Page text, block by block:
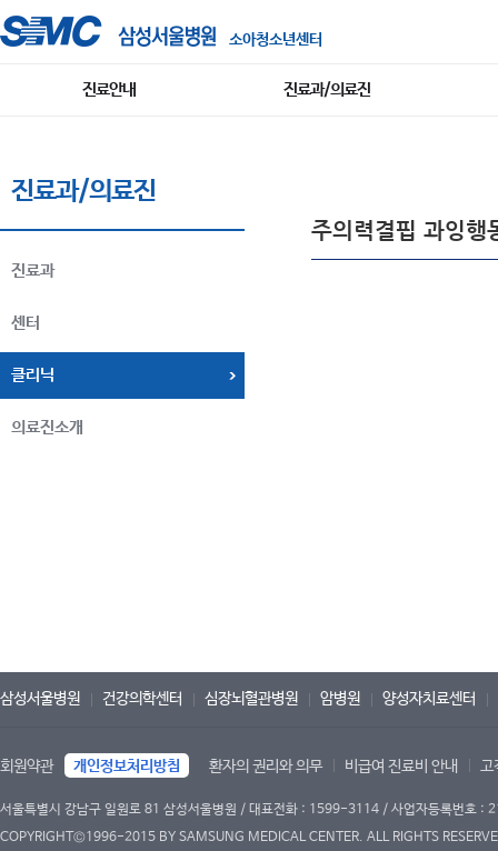
소아청소년센터
진료안내 진료과/의료진
진료과/의료진
진료과
센터
클리닉
의료진소개
주의력결핍 과잉행
삼성서울병원 건강의학센터 심장뇌혈관병원 암병원 양성자치료센터
회원약관 개인정보처리방침 환자의 권리와 의무 비급여 진료비 안내 고
서울특별시 강남구 일원로 81 삼성서울병원 / 대표전화 : 1599-3114 / 사업자등록번호
COPYRIGHT©1996-2015 BY SAMSUNG MEDICAL CENTER. ALL RIGHTS